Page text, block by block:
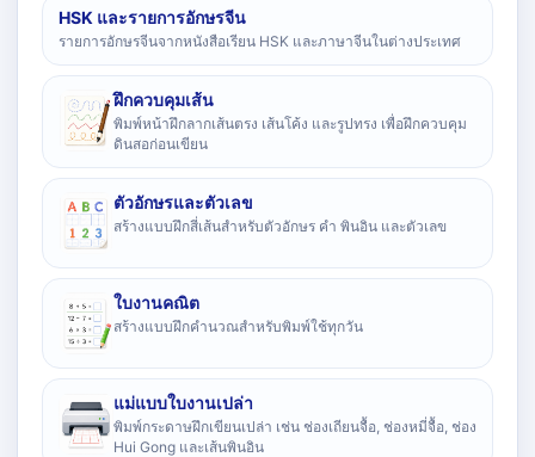
HSK และรายการอักษรจีน
รายการอักษรจีนจากหนังสือเรียน HSK และภาษาจีนในต่างประเทศ
ฝึกควบคุมเส้น
พิมพ์หน้าฝึกลากเส้นตรง เส้นโค้ง และรูปทรง เพื่อฝึกควบคุม
ดินสอก่อนเขียน
ตัวอักษรและตัวเลข
สร้างแบบฝึกสี่เส้นสำหรับตัวอักษร คำ พินอิน และตัวเลข
ใบงานคณิต
สร้างแบบฝึกคำนวณสำหรับพิมพ์ใช้ทุกวัน
แม่แบบใบงานเปล่า
พิมพ์กระดาษฝึกเขียนเปล่า เช่น ช่องเถียนจื้อ, ช่องหมี่จื้อ, ช่อง
Hui Gong และเส้นพินอิน